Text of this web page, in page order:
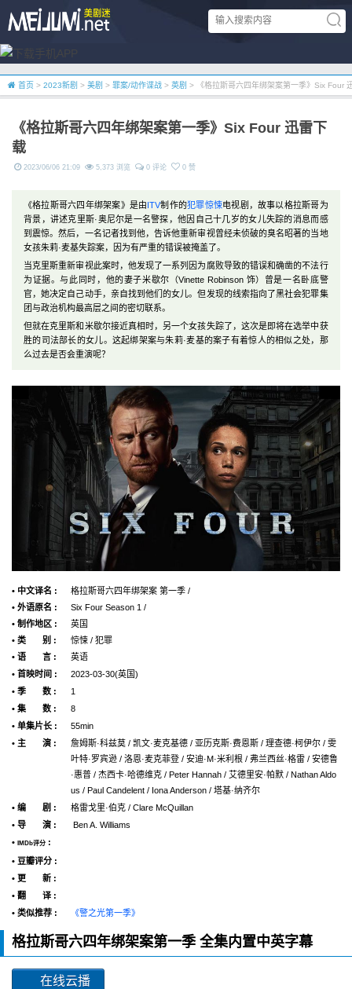
首页 > 2023新剧 > 美剧 > 罪案/动作谍战 > 英剧 > 《格拉斯哥六四年绑架案第一季》Six Four
《格拉斯哥六四年绑架案第一季》Six Four 迅雷下
载
2023/06/06 21:09 5,373 浏览 0 评论 0 赞
《格拉斯哥六四年绑架案》是由ITV制作的犯罪惊悚电视剧，故事以格拉斯哥为
背景，讲述克里斯·奥尼尔是一名警探，他因自己十几岁的女儿失踪的消息而感
到震惊。然后，一名记者找到他，告诉他重新审视曾经未侦破的臭名昭著的当地
女孩朱莉·麦基失踪案，因为有严重的错误被掩盖了。
当克里斯重新审视此案时，他发现了一系列因为腐败导致的错误和确凿的不法行
为证据。与此同时，他的妻子米歇尔（Vinette Robinson 饰）曾是一名卧底警
官，她决定自己动手，亲自找到他们的女儿。但发现的线索指向了黑社会犯罪集
团与政治机构最高层之间的密切联系。
但就在克里斯和米歇尔接近真相时，另一个女孩失踪了，这次是即将在选举中获
胜的司法部长的女儿。这起绑架案与朱莉·麦基的案子有着惊人的相似之处，那
么过去是否会重演呢？
• 中文译名 :
格拉斯哥六四年绑架案 第一季 /
• 外语原名 :
Six Four Season 1 /
• 制作地区 :
英国
• 类 别 :
惊悚 / 犯罪
• 语 言 :
英语
• 首映时间 :
2023-03-30(英国)
• 季 数 :
1
• 集 数 :
8
• 单集片长 :
55min
• 主 演 :
詹姆斯·科兹莫 / 凯文·麦克基德 / 亚历克斯·费恩斯 / 理查德·柯伊尔 / 雯
叶特·罗宾逊 / 洛恩·麦克菲登 / 安迪·M·米利根 / 弗兰西丝·格雷 / 安德鲁
·惠普 / 杰西卡·哈德维克 / Peter Hannah / 艾德里安·帕默 / Nathan Aldo
us / Paul Candelent / Iona Anderson / 塔基·纳齐尔
• 编 剧 :
格雷戈里·伯克 / Clare McQuillan
• 导 演 :
Ben A. Williams
•
IMDb评分 :
• 豆瓣评分 :
• 更 新 :
• 翻 译 :
• 类似推荐 :
《警之光第一季》
格拉斯哥六四年绑架案第一季 全集内置中英字幕
在线云播